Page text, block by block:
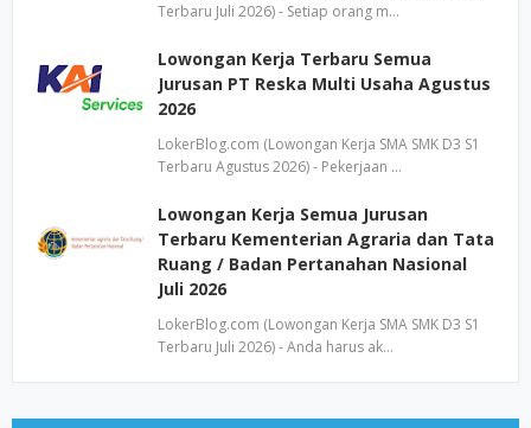
Terbaru Juli 2026) - Setiap orang m…
Lowongan Kerja Terbaru Semua
Jurusan PT Reska Multi Usaha Agustus
2026
LokerBlog.com (Lowongan Kerja SMA SMK D3 S1
Terbaru Agustus 2026) - Pekerjaan …
Lowongan Kerja Semua Jurusan
Terbaru Kementerian Agraria dan Tata
Ruang / Badan Pertanahan Nasional
Juli 2026
LokerBlog.com (Lowongan Kerja SMA SMK D3 S1
Terbaru Juli 2026) - Anda harus ak…